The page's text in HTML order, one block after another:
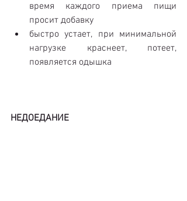
время каждого приема пищи
просит добавку
быстро устает, при минимальной
нагрузке краснеет, потеет,
появляется одышка
НЕДОЕДАНИЕ